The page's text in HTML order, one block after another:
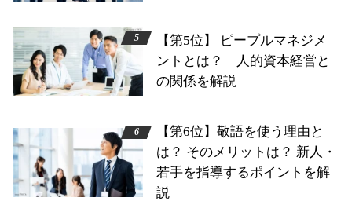
【第5位】 ピープルマネジメ
ントとは？ 人的資本経営と
の関係を解説
【第6位】敬語を使う理由と
は？ そのメリットは？ 新人・
若手を指導するポイントを解
説